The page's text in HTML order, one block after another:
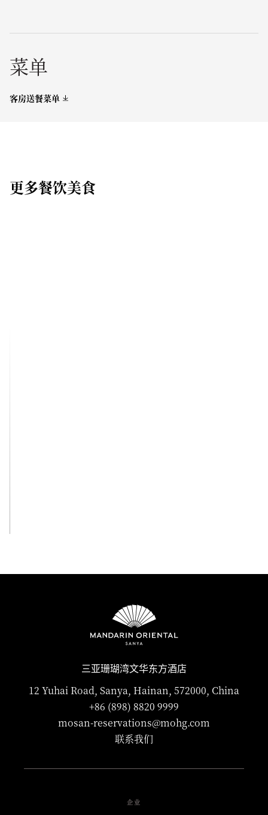
菜单
客房送餐菜单
更多餐饮美食
三亚珊瑚湾文华东方酒店
12 Yuhai Road, Sanya, Hainan, 572000, China
+86 (898) 8820 9999
mosan-reservations@mohg.com
联系我们
企业